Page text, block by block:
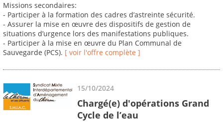
Missions secondaires:
- Participer à la formation des cadres d’astreinte sécurité.
- Assurer la mise en œuvre des dispositifs de gestion de
situations d’urgence lors des manifestations publiques.
- Participer à la mise en œuvre du Plan Communal de
Sauvegarde (PCS). [ voir l'offre complète ]
15/10/2024
Chargé(e) d'opérations Grand
Cycle de l’eau